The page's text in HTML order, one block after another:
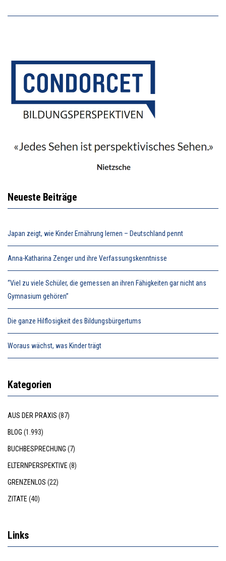
Neueste Beiträge
Japan zeigt, wie Kinder Ernährung lernen – Deutschland pennt
Anna-Katharina Zenger und ihre Verfassungskenntnisse
“Viel zu viele Schüler, die gemessen an ihren Fähigkeiten gar nicht ans
Gymnasium gehören”
Die ganze Hilflosigkeit des Bildungsbürgertums
Woraus wächst, was Kinder trägt
Kategorien
AUS DER PRAXIS (87)
BLOG (1.993)
BUCHBESPRECHUNG (7)
ELTERNPERSPEKTIVE (8)
GRENZENLOS (22)
ZITATE (40)
Links